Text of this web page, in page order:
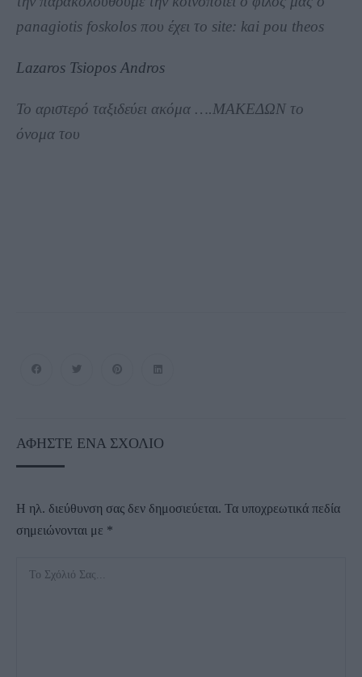
panagiotis foskolos που έχει το site: kai pou theos
Lazaros Tsiopos Andros
Το αριστερό ταξιδεύει ακόμα ….ΜΑΚΕΔΩΝ το
όνομα του
ΑΦΉΣΤΕ ΈΝΑ ΣΧΌΛΙΟ
Η ηλ. διεύθυνση σας δεν δημοσιεύεται. Τα υποχρεωτικά πεδία
σημειώνονται με *